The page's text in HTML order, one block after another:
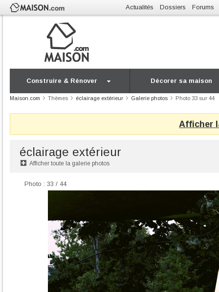
Actualités Dossiers Forums
Construire & Rénover Décorer sa maison
Maison.com Thèmes éclairage extérieur Galerie photos Photo 33 sur 44
Afficher
éclairage extérieur
Afficher toute la galerie photos
Photo : 33 / 44